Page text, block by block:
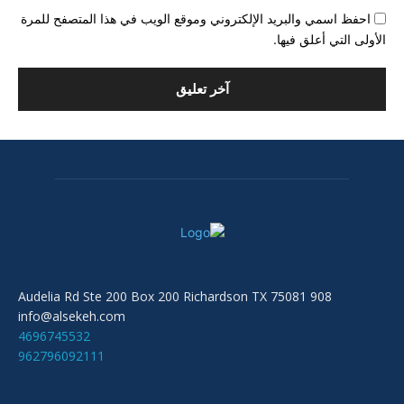
احفظ اسمي والبريد الإلكتروني وموقع الويب في هذا المتصفح للمرة
الأولى التي أعلق فيها.
908 Audelia Rd Ste 200 Box 200 Richardson TX 75081
info@alsekeh.com
4696745532
962796092111